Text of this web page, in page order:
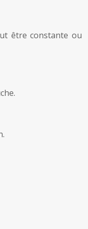
être constante ou